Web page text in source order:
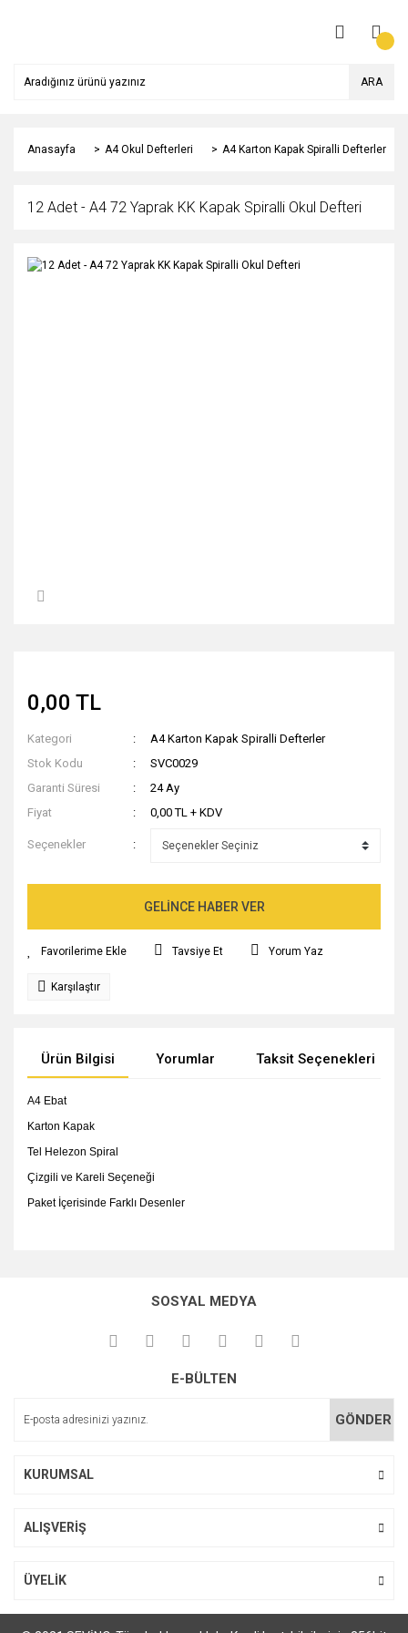
ARA
Anasayfa A4 Okul Defterleri A4 Karton Kapak Spiralli Defterler
12 Adet - A4 72 Yaprak KK Kapak Spiralli Okul Defteri
0,00 TL
Kategori
A4 Karton Kapak Spiralli Defterler
Stok Kodu
SVC0029
Garanti Süresi
24 Ay
Fiyat
0,00 TL + KDV
Seçenekler
GELİNCE HABER VER
Tavsiye Et Yorum Yaz
Karşılaştır
Ürün Bilgisi Yorumlar Taksit Seçenekleri
A4 Ebat
Karton Kapak
Tel Helezon Spiral
Çizgili ve Kareli Seçeneği
Paket İçerisinde Farklı Desenler
kullanarak tarafımıza iletebilirsiniz.
Görüş ve önerileriniz için teşekkür ederiz.
Ürün açıklamasında eksik bilgiler bulunuyor.
SOSYAL MEDYA
E-BÜLTEN
GÖNDER
KURUMSAL
ALIŞVERİŞ
ÜYELİK